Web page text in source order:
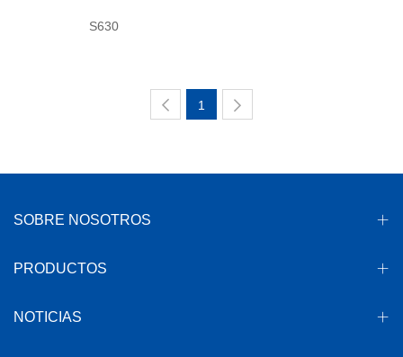
S630
1
SOBRE NOSOTROS
PRODUCTOS
NOTICIAS